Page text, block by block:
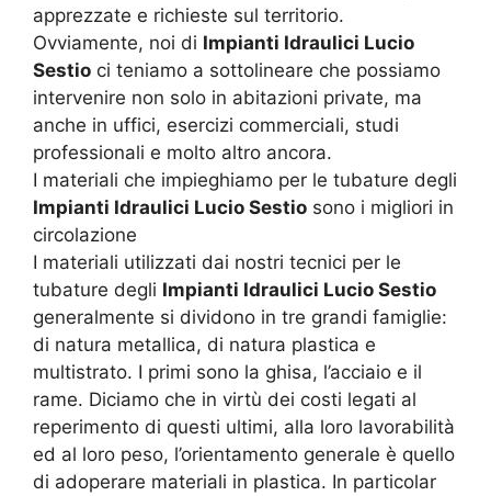
apprezzate e richieste sul territorio.
Ovviamente, noi di Impianti Idraulici Lucio
Sestio ci teniamo a sottolineare che possiamo
intervenire non solo in abitazioni private, ma
anche in uffici, esercizi commerciali, studi
professionali e molto altro ancora.
I materiali che impieghiamo per le tubature degli
Impianti Idraulici Lucio Sestio sono i migliori in
circolazione
I materiali utilizzati dai nostri tecnici per le
tubature degli Impianti Idraulici Lucio Sestio
generalmente si dividono in tre grandi famiglie:
di natura metallica, di natura plastica e
multistrato. I primi sono la ghisa, l’acciaio e il
rame. Diciamo che in virtù dei costi legati al
reperimento di questi ultimi, alla loro lavorabilità
ed al loro peso, l’orientamento generale è quello
di adoperare materiali in plastica. In particolar